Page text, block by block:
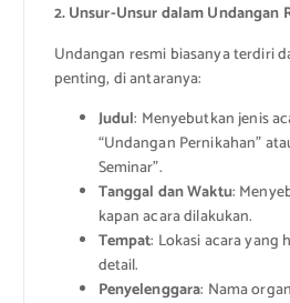
2. Unsur-Unsur dalam Undangan
Undangan resmi biasanya terdiri
penting, di antaranya:
Judul: Menyebutkan jenis
“Undangan Pernikahan”
Seminar”.
Tanggal dan Waktu:
kapan acara dilakukan.
Tempat: Lokasi acara yang
detail.
Penyelenggara: Nama